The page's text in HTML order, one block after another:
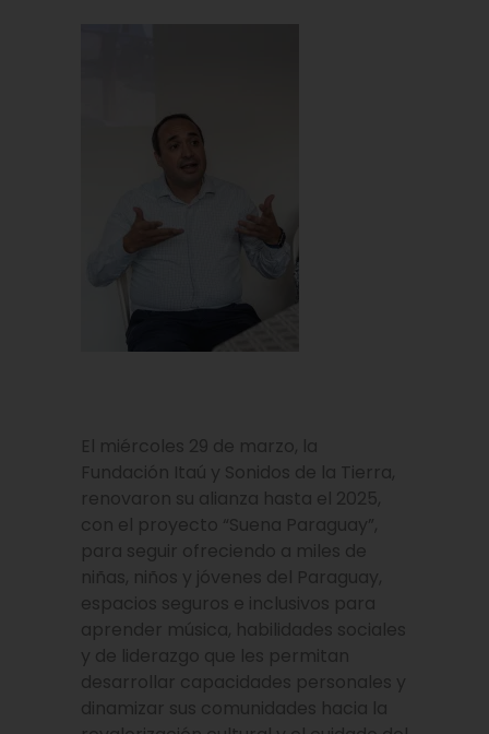
El miércoles 29 de marzo, la
Fundación Itaú y Sonidos de la Tierra,
renovaron su alianza hasta el 2025,
con el proyecto “Suena Paraguay”,
para seguir ofreciendo a miles de
niñas, niños y jóvenes del Paraguay,
espacios seguros e inclusivos para
aprender música, habilidades sociales
y de liderazgo que les permitan
desarrollar capacidades personales y
dinamizar sus comunidades hacia la